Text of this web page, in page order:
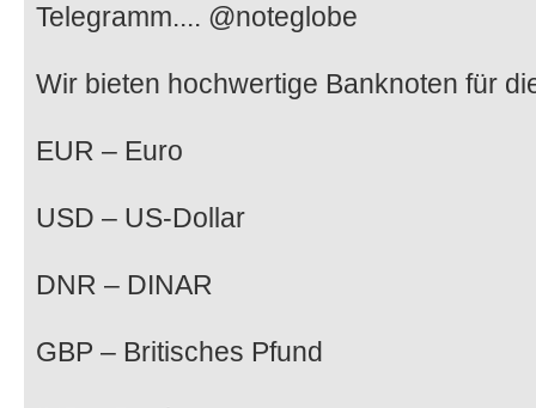
Telegramm.... @noteglobe
Wir bieten hochwertige Banknoten für
EUR – Euro
USD – US-Dollar
DNR – DINAR
GBP – Britisches Pfund